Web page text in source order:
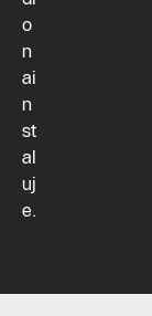
o
n
ai
n
st
al
uj
e.